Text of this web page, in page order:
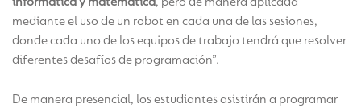
mediante el uso de un robot en cada una de las sesiones,
donde cada uno de los equipos de trabajo tendrá que resolver
diferentes desafíos de programación”.
De manera presencial, los estudiantes asistirán a programar